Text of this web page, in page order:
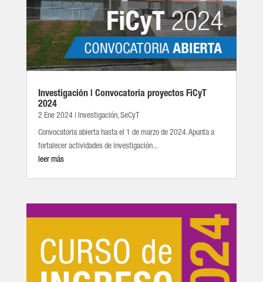
Investigación | Convocatoria proyectos FiCyT
2024
2 Ene 2024| Investigación,SeCyT
Convocatoria abierta hasta el 1 de marzo de 2024. Apunta a
fortalecer actividades de investigación...
leer más